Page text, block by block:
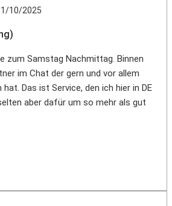
10/2025
zum Samstag Nachmittag. Binnen
im Chat der gern und vor allem
Das ist Service, den ich hier in DE
aber dafür um so mehr als gut